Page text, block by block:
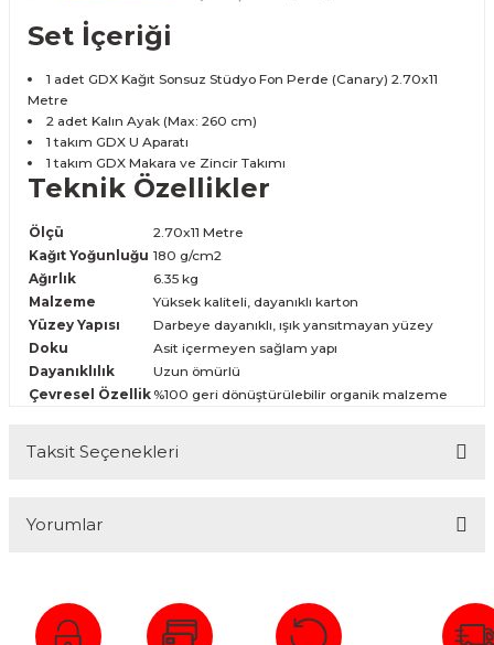
Set İçeriği
1 adet GDX Kağıt Sonsuz Stüdyo Fon Perde (Canary) 2.70x11
Metre
2 adet Kalın Ayak (Max: 260 cm)
1 takım GDX U Aparatı
1 takım GDX Makara ve Zincir Takımı
Teknik Özellikler
Ölçü
2.70x11 Metre
Kağıt Yoğunluğu 180 g/cm2
Ağırlık
6.35 kg
Malzeme
Yüksek kaliteli, dayanıklı karton
Yüzey Yapısı
Darbeye dayanıklı, ışık yansıtmayan yüzey
Doku
Asit içermeyen sağlam yapı
Dayanıklılık
Uzun ömürlü
Çevresel Özellik%100 geri dönüştürülebilir organik malzeme
Taksit Seçenekleri
Yorumlar
Bu ürüne ilk yorumu siz yapın!